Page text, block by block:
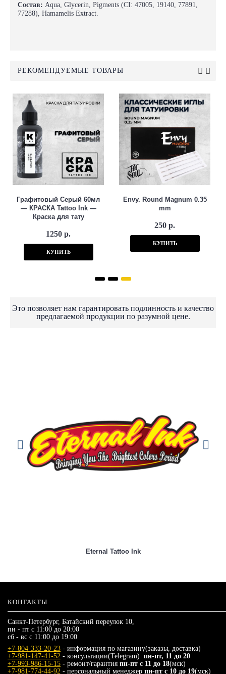
Состав: Aqua, Glycerin, Pigments (CI: 47005, 19140, 77891,
77288), Hamamelis Extract.
РЕКОМЕНДУЕМЫЕ ТОВАРЫ
Графитовый Серый 60мл
— КРАСКА Tattoo Ink —
Краска для тату
1250 р.
КУПИТЬ
Envy. Round Magnum 0.35
mm
250 р.
КУПИТЬ
Это позволяет нам гарантировать подлинность и качество
предлагаемой продукции по разумной цене.
Eternal Tattoo Ink
КОНТАКТЫ
Санкт-Петербург, Батайский переулок 10,
пн - пт с 11:00 до 20:00
сб - вс с 11:00 до 19:00
+7-804-333-20-23 - информация по магазину(заказы, доставка)
+7-981-147-41-52 - консультации(Telegram) пн-пт, 11 до 20
+7-993-986-15-15 - ремонт/гарантия пн-пт с 11 до 18(мск)
+7-981-774-44-92 - персональный менеджер пн-пт с 10 до 19(мск)